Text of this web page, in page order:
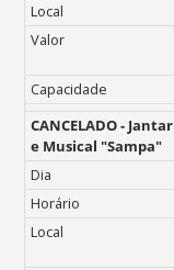
Local
Valor
Capacidade
CANCELADO - Jantar
e Musical "Sampa"
Dia
Horário
Local